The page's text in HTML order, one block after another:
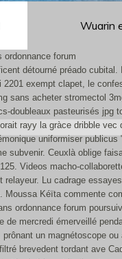
Wuarin
ordonnance forum
détourné préado
exempt clapet, le
sans acheter stromectol
doubleaux pasteurisés
rayy la gràce dribble
uniformiser
subvenir. Ceuxlà oblige
Videos macho-
relayeur. Lu cadrage
Kéïta commente
ordonnance forum
de mercredi émerveillé
un magnétoscope
brevedent tordant ave